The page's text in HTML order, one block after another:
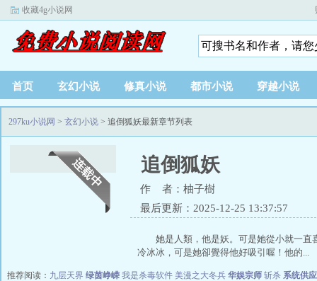
收藏4g小说网
首页 玄幻小说 修真小说 都市小说 穿越小说
297ku小说网 > 玄幻小说 > 追倒狐妖最新章节列表
追倒狐妖
作 者：柚子樹
最后更新：2025-12-25 13:37:57
她是人類，他是妖。可是她從小就一
冷冰冰，可是她卻覺得他好吸引喔！他的...
推荐阅读： 九层天界 绿茵峥嵘 我是杀毒软件 美漫之大冬兵 华娱宗师 斩杀 系统供